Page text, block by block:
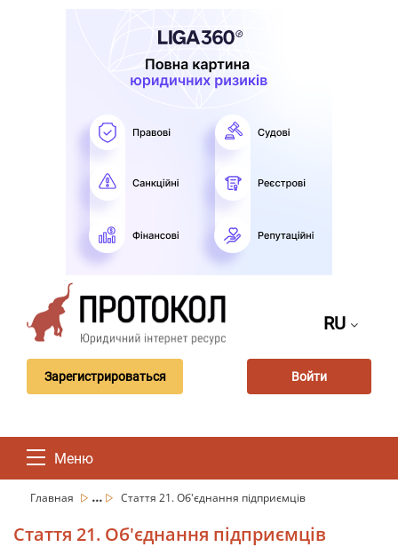
RU
Зарегистрироваться Войти
Меню
Главная ... Стаття 21. Об'єднання підприємців
Стаття 21. Об'єднання підприємців